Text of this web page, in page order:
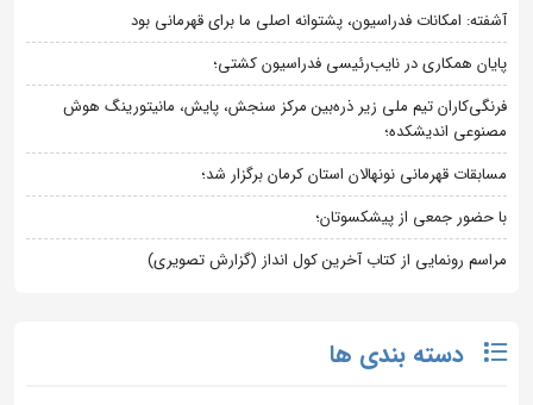
آشفته: امکانات فدراسیون، پشتوانه اصلی ما برای قهرمانی بود
پایان همکاری در نایب‌رئیسی فدراسیون کشتی؛
فرنگی‌کاران تیم ملی زیر ذره‌بین مرکز سنجش، پایش، مانیتورینگ هوش
مصنوعی اندیشکده؛
مسابقات قهرمانی نونهالان استان کرمان برگزار شد؛
با حضور جمعی از پیشکسوتان؛
مراسم رونمایی از کتاب آخرین کول انداز (گزارش تصویری)
دسته بندی ها